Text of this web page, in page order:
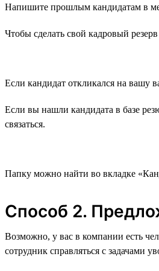
Напишите прошлым кандидатам в
Чтобы сделать свой кадровый
Если кандидат откликался на вашу
Если вы нашли кандидата в базе
связаться.
Папку можно найти во вкладке
Способ 2.
Возможно, у вас в компании есть
сотрудник справляться с задачами